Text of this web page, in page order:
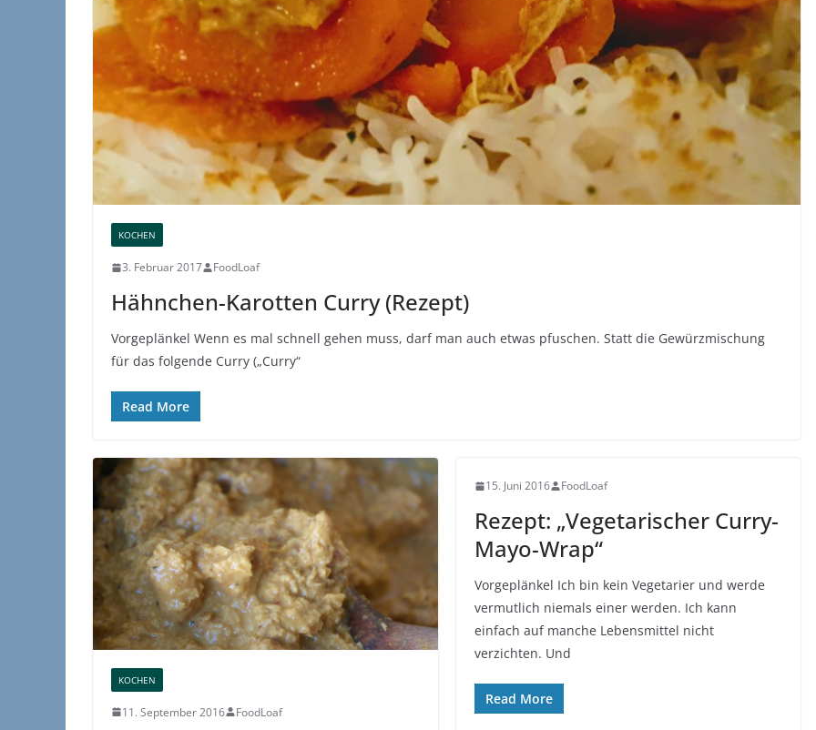
KOCHEN
3. Februar 2017 FoodLoaf
Hähnchen-Karotten Curry (Rezept)
Vorgeplänkel Wenn es mal schnell gehen muss, darf man auch etwas pfuschen. Statt die Gewürzmischung
für das folgende Curry („Curry“
Read More
KOCHEN
11. September 2016 FoodLoaf
15. Juni 2016 FoodLoaf
Rezept: „Vegetarischer Curry-
Mayo-Wrap“
Vorgeplänkel Ich bin kein Vegetarier und werde
vermutlich niemals einer werden. Ich kann
einfach auf manche Lebensmittel nicht
verzichten. Und
Read More